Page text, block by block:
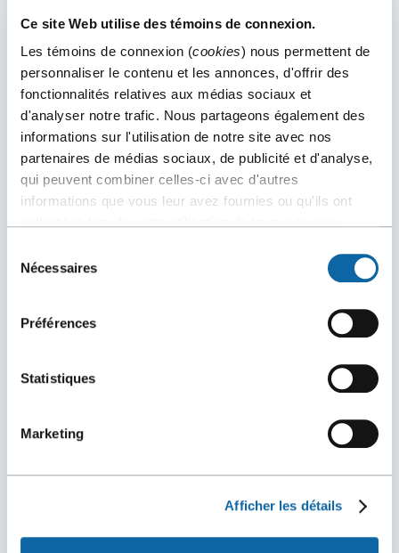
Ce site Web utilise des témoins de connexion.
Les témoins de connexion (cookies) nous permettent de
personnaliser le contenu et les annonces, d'offrir des
fonctionnalités relatives aux médias sociaux et
d'analyser notre trafic. Nous partageons également des
informations sur l'utilisation de notre site avec nos
partenaires de médias sociaux, de publicité et d'analyse,
qui peuvent combiner celles-ci avec d'autres
informations que vous leur avez fournies ou qu'ils ont
Nécessaires
Préférences
Statistiques
Marketing
Afficher les détails
Pour nous faire connaître et partager de
l’information pertinente avec notre réseau. Cela
peut faire une différence lors d’activités de
réseautage quand les gens ont entendu ou lu
quelque chose que tu as publié. Ou encore, cela
permet de les relancer par la suite et de faire
durer le contact qui, autrement, est éphémère.
COMPLÈTENT BIEN LE RÉSEAUTAGE EN
Oui, c’est d’ailleurs leur rôle, car en aucun cas cela
à face!
DU POINT DE VUE VENTES, EST-CE QUE LES
RÉSEAUX SOCIAUX SONT UTILES?
Il n’y a pas une journée où je ne consulte pas
LinkedIn au moins une fois. C’est utile pour